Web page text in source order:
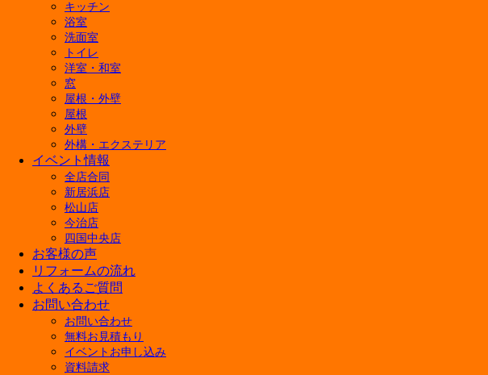
ュ
を
展
開
キッチン
浴室
洗面室
トイレ
洋室・和室
窓
屋根・外壁
屋根
外壁
外構・エクステリア
イベント情報
全店合同
新居浜店
松山店
今治店
四国中央店
お客様の声
リフォームの流れ
よくあるご質問
お問い合わせ
お問い合わせ
無料お見積もり
イベントお申し込み
資料請求
マンションのお風呂リフォーム費用はいくら？ユニットバスの寿命や浴
500万円のリフォームで後悔しない！実現できる間取り変更や水回り一
キッチン水栓の交換費用の相場は？種類別の価格相場や追加料金がかか
屋根リフォームの補助金はいくらもらえる？対象条件・申請手順と外壁
【6月27日・28日開催】4店舗合同！決算在庫処分セール開催｜人気の水
今週末 家族みんなで楽しめる「住まいる博」開催！
【費用相場】タンク一体型トイレの便座交換は可能？組み合わせ便器と
戸建てフルリノベーションで後悔しない！建て替えとの違いや費用を抑
暑くなる前にやっておきたい！窓の断熱リフォームと補助金のはなし【
キッチンリフォームはDIYでどこまで可能？メリット・失敗リスクとプ
カテゴリー
快眠リフォーム (3)
ペットと暮らす幸せリフォーム (5)
商品紹介 (3)
施工ブログ (5)
補助金 (7)
Youtube (7)
イベント情報 (38)
施工事例 (13)
新居浜店 (145)